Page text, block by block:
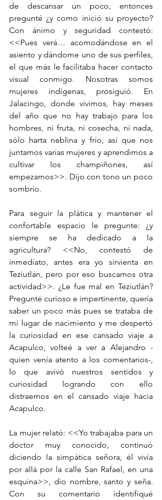
de descansar un poco, entonces
pregunté ¿y como inició su proyecto?
Con ánimo y seguridad contestó:
<<Pues verá… acomodándose en el
asiento y dándome uno de sus perfiles,
el que más le facilitaba hacer contacto
visual conmigo. Nosotras somos
mujeres indígenas, prosiguió. En
Jalacingo, donde vivimos, hay meses
del año que no hay trabajo para los
hombres, ni fruta, ni cosecha, ni nada,
sólo harta neblina y frío, así que nos
juntamos varias mujeres y aprendimos a
cultivar los champiñones, así
empezamos>>. Dijo con tono un poco
sombrío.
Para seguir la plática y mantener el
confortable espacio le pregunte: ¿y
siempre se ha dedicado a la
agricultura? <<No, contestó de
inmediato, antes era yo sirvienta en
Teziutlán, pero por eso buscamos otra
actividad>>. ¿Le fue mal en Teziutlán?
Pregunté curioso e impertinente, quería
saber un poco más pues se trataba de
mi lugar de nacimiento y me despertó
la curiosidad en ese cansado viaje a
Acapulco, volteé a ver a Alejandro -
quien venía atento a los comentarios-,
lo que avivó nuestros sentidos y
curiosidad logrando con ello
distraernos en el cansado viaje hacia
Acapulco.
La mujer relató: <<Yo trabajaba para un
doctor muy conocido, continuó
diciendo la simpática señora, él vivía
por allá por la calle San Rafael, en una
esquina>>, dio nombre, santo y seña.
Con su comentario identifiqué